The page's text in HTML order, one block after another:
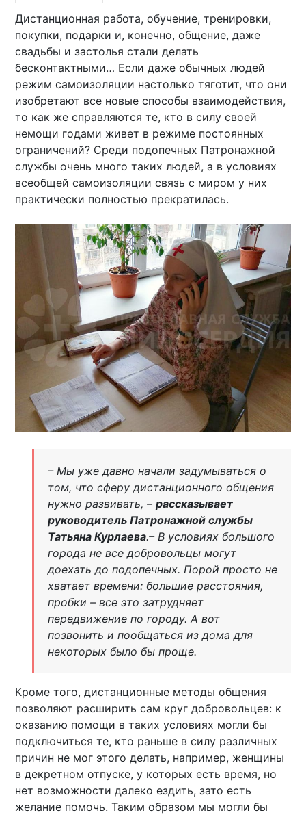
Дистанционная работа, обучение, тренировки,
покупки, подарки и, конечно, общение, даже
свадьбы и застолья стали делать
бесконтактными… Если даже обычных людей
режим самоизоляции настолько тяготит, что они
изобретают все новые способы взаимодействия,
то как же справляются те, кто в силу своей
немощи годами живет в режиме постоянных
ограничений? Среди подопечных Патронажной
службы очень много таких людей, а в условиях
всеобщей самоизоляции связь с миром у них
практически полностью прекратилась.
– Мы уже давно начали задумываться о
том, что сферу дистанционного общения
нужно развивать, – рассказывает
руководитель Патронажной службы
Татьяна Курлаева.– В условиях большого
города не все добровольцы могут
доехать до подопечных. Порой просто не
хватает времени: большие расстояния,
пробки – все это затрудняет
передвижение по городу. А вот
позвонить и пообщаться из дома для
некоторых было бы проще.
Кроме того, дистанционные методы общения
позволяют расширить сам круг добровольцев: к
оказанию помощи в таких условиях могли бы
подключиться те, кто раньше в силу различных
причин не мог этого делать, например, женщины
в декретном отпуске, у которых есть время, но
нет возможности далеко ездить, зато есть
желание помочь. Таким образом мы могли бы